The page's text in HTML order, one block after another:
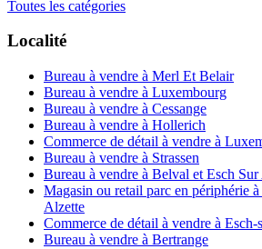
Toutes les catégories
Localité
Bureau à vendre à Merl Et Belair
Bureau à vendre à Luxembourg
Bureau à vendre à Cessange
Bureau à vendre à Hollerich
Commerce de détail à vendre à
Bureau à vendre à Strassen
Bureau à vendre à Belval et Esch Sur
Magasin ou retail parc en périphérie
Alzette
Commerce de détail à vendre à
Bureau à vendre à Bertrange